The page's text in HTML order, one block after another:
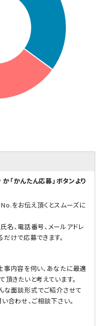
「かんたん応募」ボタンより
をお伝え頂くとスムーズに
名、電話番号、メールアドレ
けで応募できます。
事内容を伺い、あなたに最適
きたいと考えています。
な面談形式でご紹介させて
合わせ、ご相談下さい。